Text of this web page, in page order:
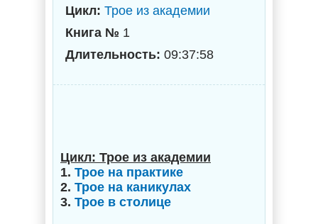
Цикл: Трое из академии
Книга № 1
Длительность: 09:37:58
Цикл: Трое из академии
1. Трое на практике
2. Трое на каникулах
3. Трое в столице